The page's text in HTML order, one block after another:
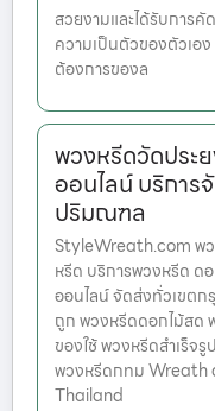
สวยงามและได้รับการ
ความเป็นตัวของตัวเอ
ต้องการของล
พวงหรีดวัดประ
ออนไลน์ บริการ
ปริมณฑล
StyleWreath.com พ
หรีด บริการพวงหรีด ด
ออนไลน์ จัดส่งทั่วเขตก
ถูก พวงหรีดดอกไม้สด
ของใช้ พวงหรีดสำเร็
พวงหรีดกทม Wreath
Thailand